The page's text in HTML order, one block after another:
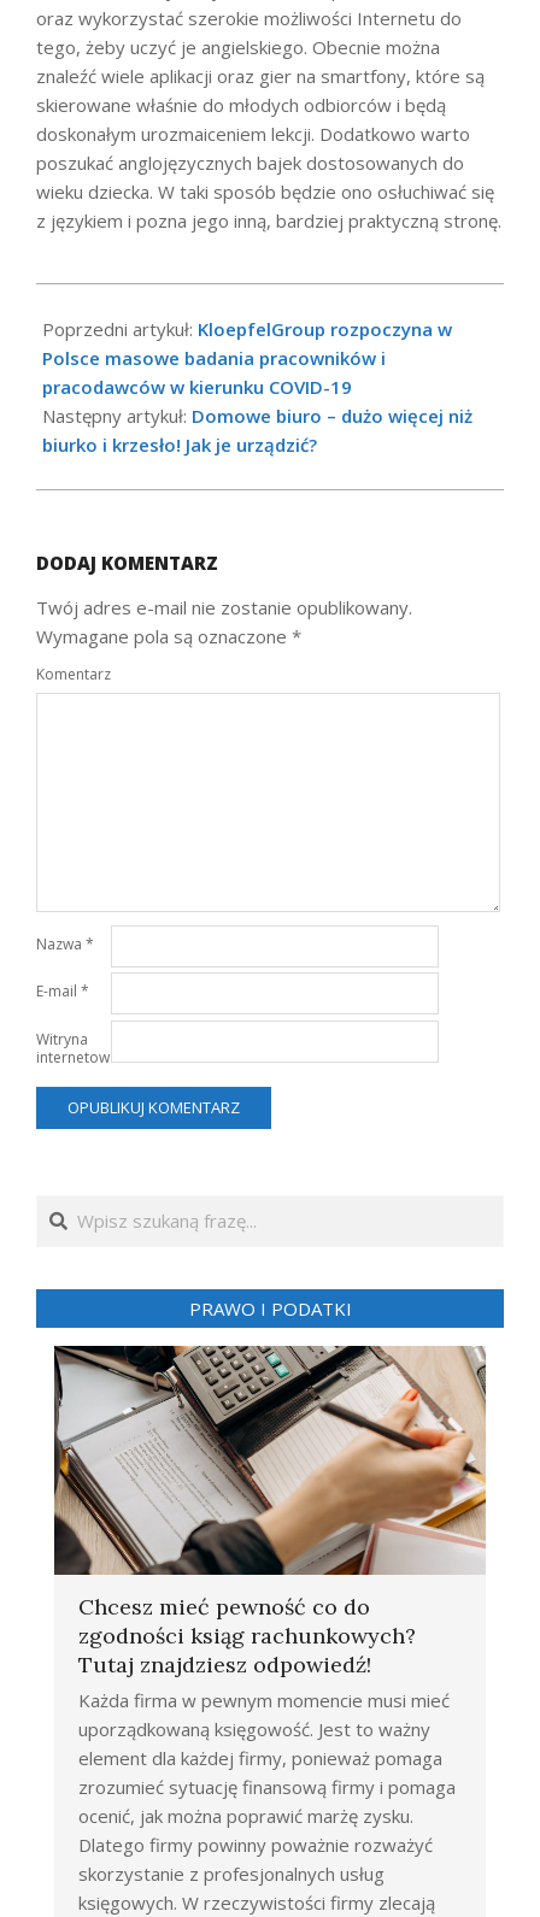
oraz wykorzystać szerokie możliwości Internetu do
tego, żeby uczyć je angielskiego. Obecnie można
znaleźć wiele aplikacji oraz gier na smartfony, które są
skierowane właśnie do młodych odbiorców i będą
doskonałym urozmaiceniem lekcji. Dodatkowo warto
poszukać anglojęzycznych bajek dostosowanych do
wieku dziecka. W taki sposób będzie ono osłuchiwać się
z językiem i pozna jego inną, bardziej praktyczną stronę.
03-
23
Poprzedni artykuł: KloepfelGroup rozpoczyna w
Polsce masowe badania pracowników i
pracodawców w kierunku COVID-19
Następny artykuł: Domowe biuro – dużo więcej niż
biurko i krzesło! Jak je urządzić?
DODAJ KOMENTARZ
Twój adres e-mail nie zostanie opublikowany.
Wymagane pola są oznaczone *
Komentarz
Nazwa *
E-mail *
Witryna
internetowa
Search
PRAWO I PODATKI
Chcesz mieć pewność co do
zgodności ksiąg rachunkowych?
Tutaj znajdziesz odpowiedź!
Każda firma w pewnym momencie musi mieć
uporządkowaną księgowość. Jest to ważny
element dla każdej firmy, ponieważ pomaga
zrozumieć sytuację finansową firmy i pomaga
ocenić, jak można poprawić marżę zysku.
Dlatego firmy powinny poważnie rozważyć
skorzystanie z profesjonalnych usług
księgowych. W rzeczywistości firmy zlecają